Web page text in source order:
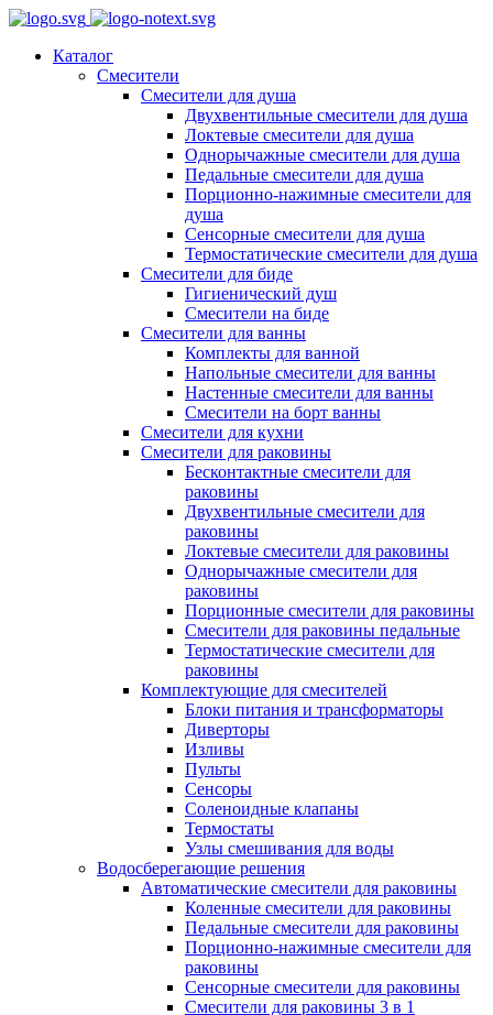
Каталог
Смесители
Смесители для душа
Двухвентильные смесители для душа
Локтевые смесители для душа
Однорычажные смесители для душа
Педальные смесители для душа
Порционно-нажимные смесители для
душа
Сенсорные смесители для душа
Термостатические смесители для душа
Смесители для биде
Гигиенический душ
Смесители на биде
Смесители для ванны
Комплекты для ванной
Напольные смесители для ванны
Настенные смесители для ванны
Смесители на борт ванны
Смесители для кухни
Смесители для раковины
Бесконтактные смесители для
раковины
Двухвентильные смесители для
раковины
Локтевые смесители для раковины
Однорычажные смесители для
раковины
Порционные смесители для раковины
Смесители для раковины педальные
Термостатические смесители для
раковины
Комплектующие для смесителей
Блоки питания и трансформаторы
Диверторы
Изливы
Пульты
Сенсоры
Соленоидные клапаны
Термостаты
Узлы смешивания для воды
Водосберегающие решения
Автоматические смесители для раковины
Коленные смесители для раковины
Педальные смесители для раковины
Порционно-нажимные смесители для
раковины
Сенсорные смесители для раковины
Смесители для раковины 3 в 1